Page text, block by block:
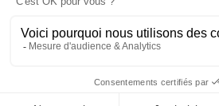
Contactez-nous